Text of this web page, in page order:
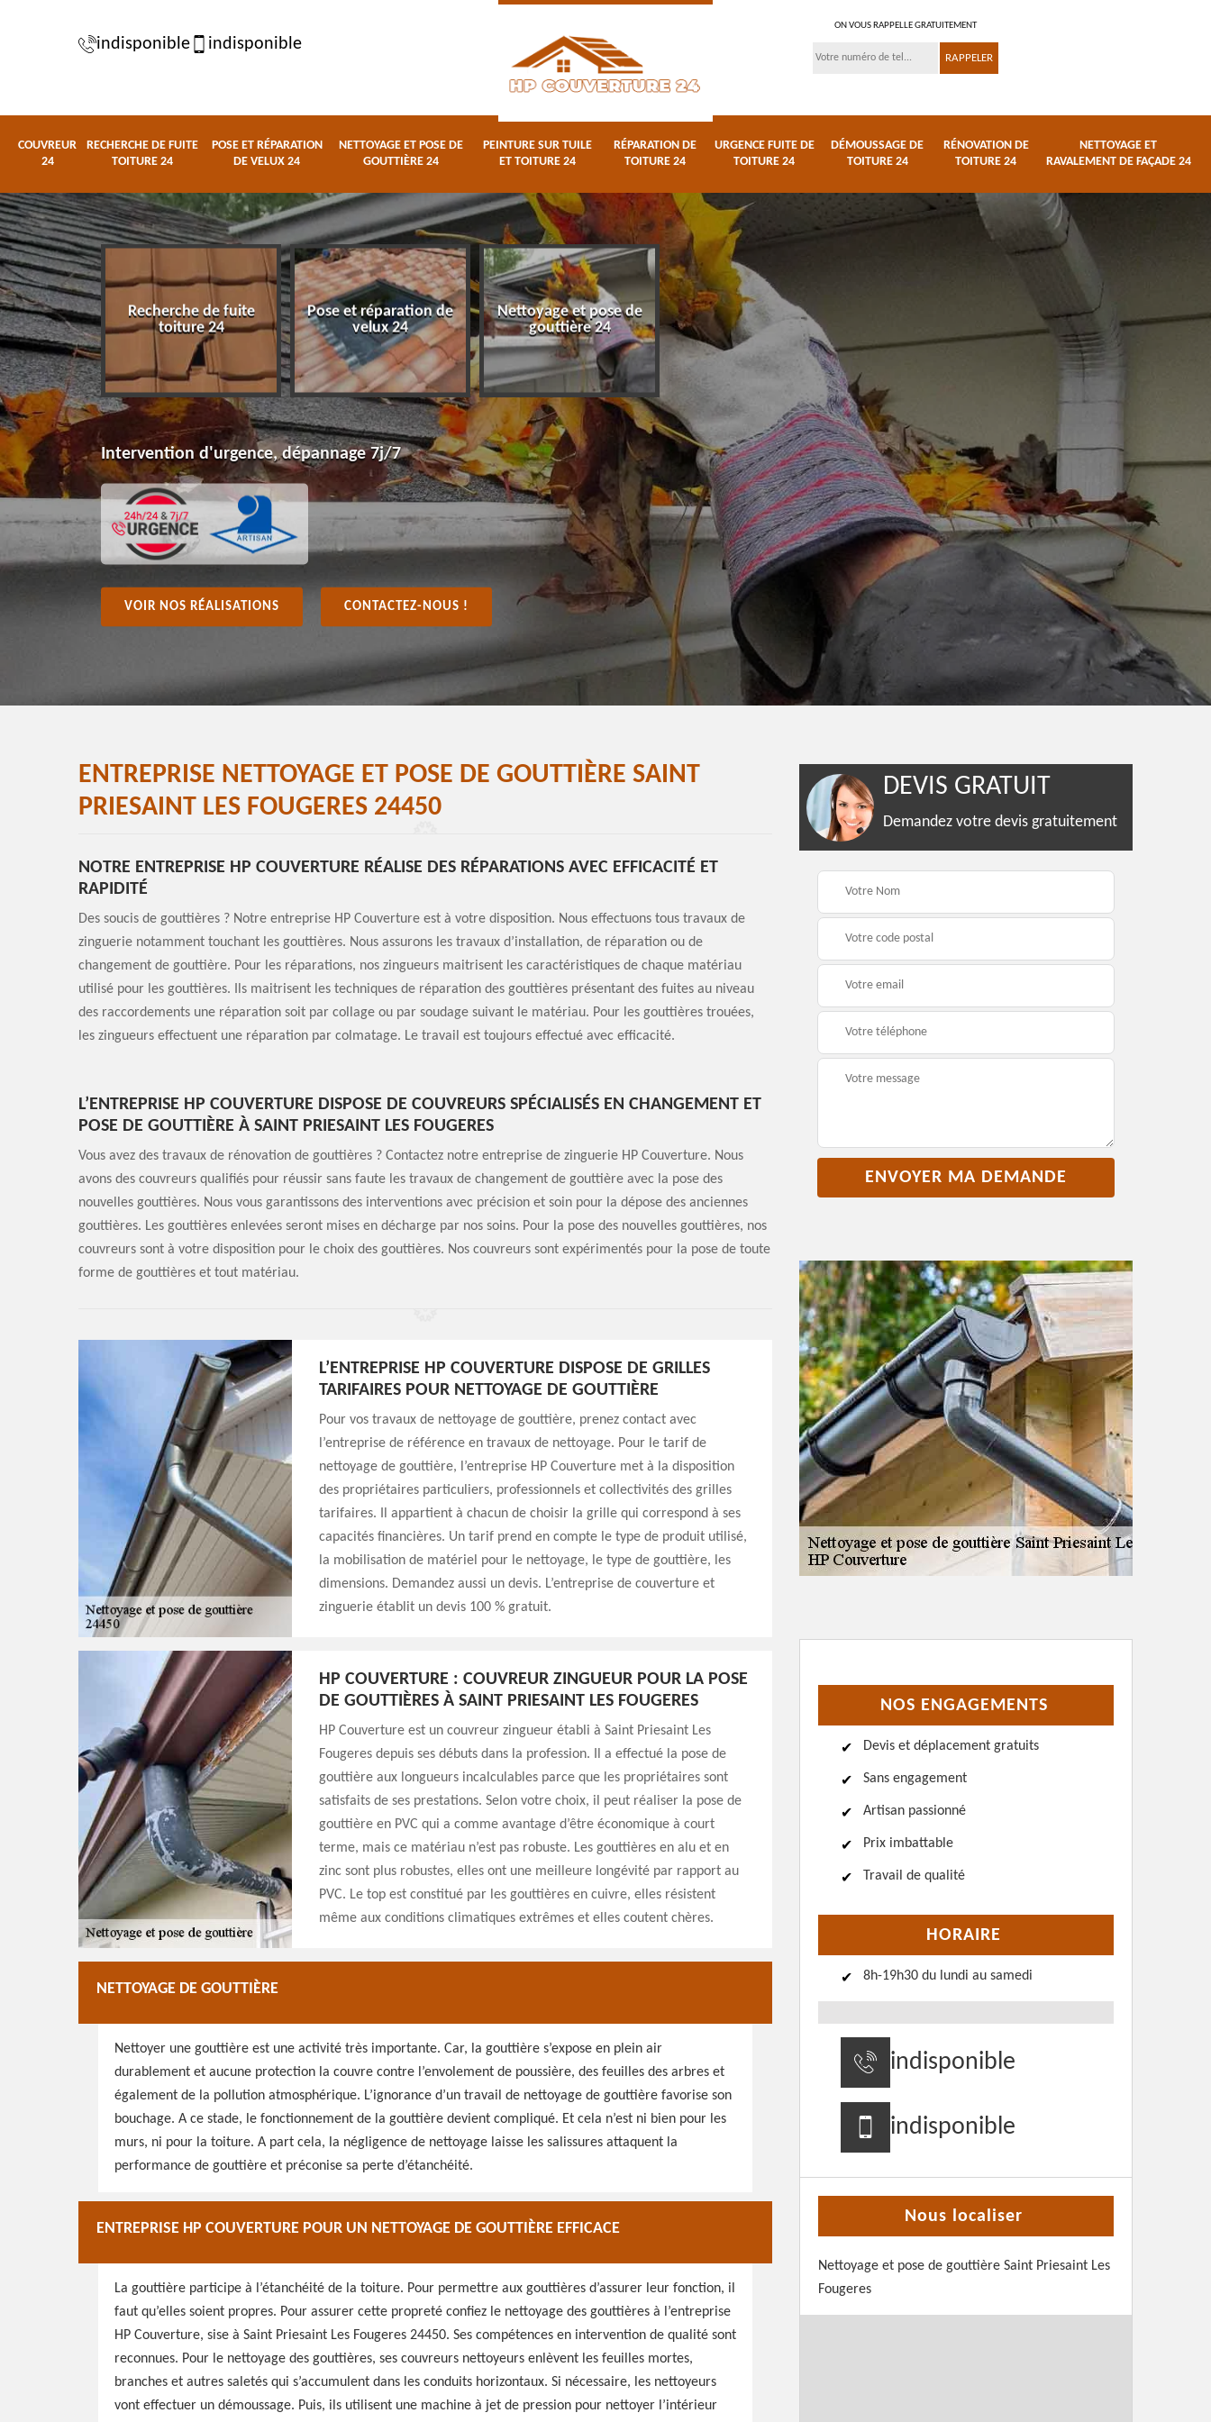
indisponible indisponible
ON VOUS RAPPELLE GRATUITEMENT
COUVREUR
24
RECHERCHE DE FUITE
TOITURE 24
POSE ET RÉPARATION
DE VELUX 24
NETTOYAGE ET POSE DE
GOUTTIÈRE 24
PEINTURE SUR TUILE
ET TOITURE 24
RÉPARATION DE
TOITURE 24
URGENCE FUITE DE
TOITURE 24
DÉMOUSSAGE DE
TOITURE 24
RÉNOVATION DE
TOITURE 24
NETTOYAGE ET
RAVALEMENT DE FAÇADE 24
24
Recherche de fuite
toiture 24
Pose et réparation de
velux 24
Nettoyage et pose de
gouttière 24
Peinture sur tuile et
toiture 24
Urgence fuite de
toiture 24
Intervention d'urgence, dépannage 7j/7
VOIR NOS RÉALISATIONS CONTACTEZ-NOUS !
ENTREPRISE NETTOYAGE ET POSE DE GOUTTIÈRE SAINT
PRIESAINT LES FOUGERES 24450
NOTRE ENTREPRISE HP COUVERTURE RÉALISE DES RÉPARATIONS AVEC EFFICACITÉ ET
RAPIDITÉ
Des soucis de gouttières ? Notre entreprise HP Couverture est à votre disposition. Nous effectuons tous travaux de
zinguerie notamment touchant les gouttières. Nous assurons les travaux d’installation, de réparation ou de
changement de gouttière. Pour les réparations, nos zingueurs maitrisent les caractéristiques de chaque matériau
utilisé pour les gouttières. Ils maitrisent les techniques de réparation des gouttières présentant des fuites au niveau
des raccordements une réparation soit par collage ou par soudage suivant le matériau. Pour les gouttières trouées,
les zingueurs effectuent une réparation par colmatage. Le travail est toujours effectué avec efficacité.
L’ENTREPRISE HP COUVERTURE DISPOSE DE COUVREURS SPÉCIALISÉS EN CHANGEMENT ET
POSE DE GOUTTIÈRE À SAINT PRIESAINT LES FOUGERES
Vous avez des travaux de rénovation de gouttières ? Contactez notre entreprise de zinguerie HP Couverture. Nous
avons des couvreurs qualifiés pour réussir sans faute les travaux de changement de gouttière avec la pose des
nouvelles gouttières. Nous vous garantissons des interventions avec précision et soin pour la dépose des anciennes
gouttières. Les gouttières enlevées seront mises en décharge par nos soins. Pour la pose des nouvelles gouttières, nos
couvreurs sont à votre disposition pour le choix des gouttières. Nos couvreurs sont expérimentés pour la pose de toute
forme de gouttières et tout matériau.
L’ENTREPRISE HP COUVERTURE DISPOSE DE GRILLES
TARIFAIRES POUR NETTOYAGE DE GOUTTIÈRE
Pour vos travaux de nettoyage de gouttière, prenez contact avec
l’entreprise de référence en travaux de nettoyage. Pour le tarif de
nettoyage de gouttière, l’entreprise HP Couverture met à la disposition
des propriétaires particuliers, professionnels et collectivités des grilles
tarifaires. Il appartient à chacun de choisir la grille qui correspond à ses
capacités financières. Un tarif prend en compte le type de produit utilisé,
la mobilisation de matériel pour le nettoyage, le type de gouttière, les
dimensions. Demandez aussi un devis. L’entreprise de couverture et
zinguerie établit un devis 100 % gratuit.
HP COUVERTURE : COUVREUR ZINGUEUR POUR LA POSE
DE GOUTTIÈRES À SAINT PRIESAINT LES FOUGERES
HP Couverture est un couvreur zingueur établi à Saint Priesaint Les
Fougeres depuis ses débuts dans la profession. Il a effectué la pose de
gouttière aux longueurs incalculables parce que les propriétaires sont
satisfaits de ses prestations. Selon votre choix, il peut réaliser la pose de
gouttière en PVC qui a comme avantage d’être économique à court
terme, mais ce matériau n’est pas robuste. Les gouttières en alu et en
zinc sont plus robustes, elles ont une meilleure longévité par rapport au
PVC. Le top est constitué par les gouttières en cuivre, elles résistent
même aux conditions climatiques extrêmes et elles coutent chères.
NETTOYAGE DE GOUTTIÈRE
Nettoyer une gouttière est une activité très importante. Car, la gouttière s’expose en plein air
durablement et aucune protection la couvre contre l’envolement de poussière, des feuilles des arbres et
également de la pollution atmosphérique. L’ignorance d’un travail de nettoyage de gouttière favorise son
bouchage. A ce stade, le fonctionnement de la gouttière devient compliqué. Et cela n’est ni bien pour les
murs, ni pour la toiture. A part cela, la négligence de nettoyage laisse les salissures attaquent la
performance de gouttière et préconise sa perte d’étanchéité.
ENTREPRISE HP COUVERTURE POUR UN NETTOYAGE DE GOUTTIÈRE EFFICACE
La gouttière participe à l’étanchéité de la toiture. Pour permettre aux gouttières d’assurer leur fonction, il
faut qu’elles soient propres. Pour assurer cette propreté confiez le nettoyage des gouttières à l’entreprise
HP Couverture, sise à Saint Priesaint Les Fougeres 24450. Ses compétences en intervention de qualité sont
reconnues. Pour le nettoyage des gouttières, ses couvreurs nettoyeurs enlèvent les feuilles mortes,
branches et autres saletés qui s’accumulent dans les conduits horizontaux. Si nécessaire, les nettoyeurs
vont effectuer un démoussage. Puis, ils utilisent une machine à jet de pression pour nettoyer l’intérieur
DEVIS GRATUIT
Demandez votre devis gratuitement
NOS ENGAGEMENTS
Devis et déplacement gratuits
Sans engagement
Artisan passionné
Prix imbattable
Travail de qualité
HORAIRE
8h-19h30 du lundi au samedi
indisponible
indisponible
Nous localiser
Nettoyage et pose de gouttière Saint Priesaint Les
Fougeres